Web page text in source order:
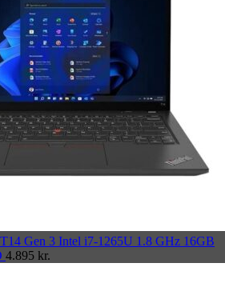
Gen 3 Intel i7-1265U 1.8 GHz 16GB
4.895 kr.